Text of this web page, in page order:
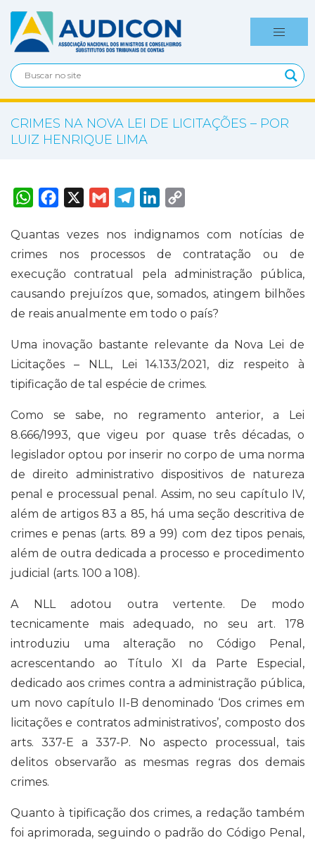
CRIMES NA NOVA LEI DE LICITAÇÕES – POR
LUIZ HENRIQUE LIMA
W
h
s
A
p
p
F
a
b
o
o
k
X
G
m
l
T
e
e
g
r
a
m
L
e
d
I
n
L
i
n
k
Quantas vezes nos indignamos com notícias de
crimes nos processos de contratação ou de
execução contratual pela administração pública,
causando prejuízos que, somados, atingem bilhões
de reais anualmente em todo o país?
Uma inovação bastante relevante da Nova Lei de
Licitações – NLL, Lei 14.133/2021, diz respeito à
tipificação de tal espécie de crimes.
Como se sabe, no regramento anterior, a Lei
8.666/1993, que vigeu por quase três décadas, o
legislador optou por inserir no corpo de uma norma
de direito administrativo dispositivos de natureza
penal e processual penal. Assim, no seu capítulo IV,
além de artigos 83 a 85, há uma seção descritiva de
crimes e penas (arts. 89 a 99) com dez tipos penais,
além de outra dedicada a processo e procedimento
judicial (arts. 100 a 108).
A NLL adotou outra vertente. De modo
tecnicamente mais adequado, no seu art. 178
introduziu uma alteração no Código Penal,
acrescentando ao Título XI da Parte Especial,
dedicado aos crimes contra a administração pública,
um novo capítulo II-B denominado ‘Dos crimes em
licitações e contratos administrativos’, composto dos
arts. 337-E a 337-P. No aspecto processual, tais
delitos observarão as mesmas regras dos demais
crimes.
Quanto à tipificação dos crimes, a redação também
foi aprimorada, seguindo o padrão do Código Penal,